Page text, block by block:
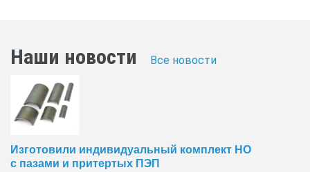
Наши новости Все новости
Изготовили индивидуальный комплект НО
с пазами и притертых ПЭП